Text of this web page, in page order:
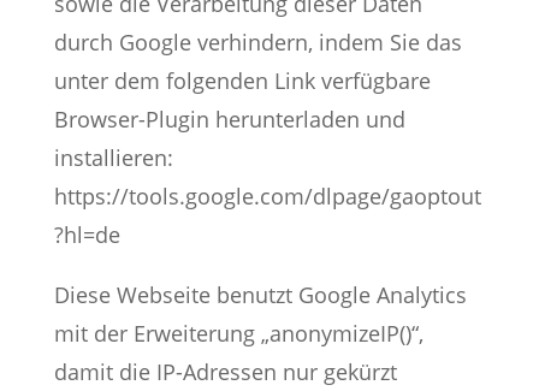
durch Google verhindern, indem Sie das
unter dem folgenden Link verfügbare
Browser-Plugin herunterladen und
installieren:
https://tools.google.com/dlpage/gaoptout
?hl=de
Diese Webseite benutzt Google Analytics
mit der Erweiterung „anonymizeIP()“,
damit die IP-Adressen nur gekürzt